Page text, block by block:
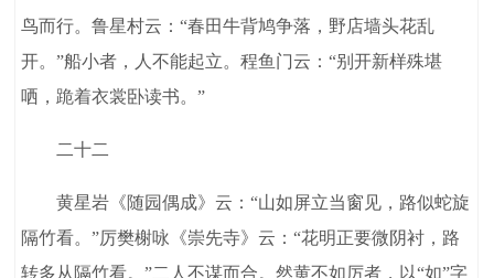
鸟而行。鲁星村云：“春田牛背鸠争落，野店墙头花乱
开。”船小者，人不能起立。程鱼门云：“别开新样殊堪
哂，跪着衣裳卧读书。”
二十二
黄星岩《随园偶成》云：“山如屏立当窗见，路似蛇旋
隔竹看。”厉樊榭咏《崇先寺》云：“花明正要微阴衬，路
转多从隔竹看。”二人不谋而合。然黄不如厉者，以“如”字